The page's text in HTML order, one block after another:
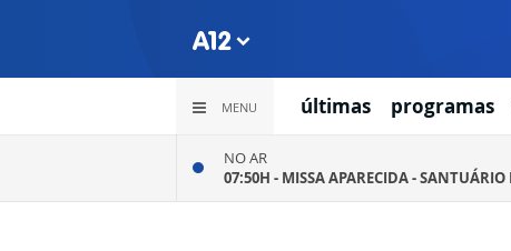
MENU últimas programas
NO AR
07:50H - MISSA APARECIDA -